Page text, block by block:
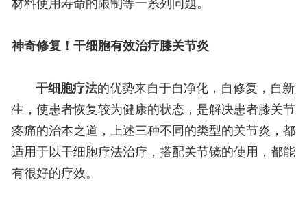
材料使用寿命的限制等一系列问题。
神奇修复！干细胞有效治疗膝关节炎
干细胞疗法的优势来自于自净化，自修复，自新
生，使患者恢复较为健康的状态，是解决患者膝关节
疼痛的治本之道，上述三种不同的类型的关节炎，都
适用于以干细胞疗法治疗，搭配关节镜的使用，都能
有很好的疗效。